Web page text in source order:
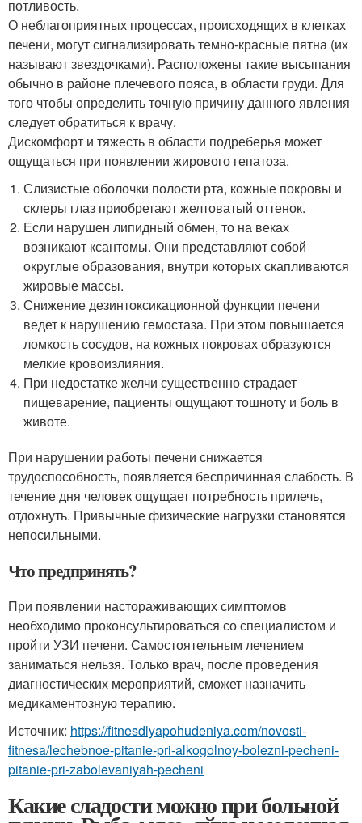
потливость.
О неблагоприятных процессах, происходящих в клетках
печени, могут сигнализировать темно-красные пятна (их
называют звездочками). Расположены такие высыпания
обычно в районе плечевого пояса, в области груди. Для
того чтобы определить точную причину данного явления
следует обратиться к врачу.
Дискомфорт и тяжесть в области подреберья может
ощущаться при появлении жирового гепатоза.
Слизистые оболочки полости рта, кожные покровы и
склеры глаз приобретают желтоватый оттенок.
Если нарушен липидный обмен, то на веках
возникают ксантомы. Они представляют собой
округлые образования, внутри которых скапливаются
жировые массы.
Снижение дезинтоксикационной функции печени
ведет к нарушению гемостаза. При этом повышается
ломкость сосудов, на кожных покровах образуются
мелкие кровоизлияния.
При недостатке желчи существенно страдает
пищеварение, пациенты ощущают тошноту и боль в
животе.
При нарушении работы печени снижается
трудоспособность, появляется беспричинная слабость. В
течение дня человек ощущает потребность прилечь,
отдохнуть. Привычные физические нагрузки становятся
непосильными.
Что предпринять?
При появлении настораживающих симптомов
необходимо проконсультироваться со специалистом и
пройти УЗИ печени. Самостоятельным лечением
заниматься нельзя. Только врач, после проведения
диагностических мероприятий, сможет назначить
медикаментозную терапию.
Источник: https://fitnesdlyapohudeniya.com/novosti-
fitnesa/lechebnoe-pitanie-pri-alkogolnoy-bolezni-pecheni-
pitanie-pri-zabolevaniyah-pecheni
Какие сладости можно при больной